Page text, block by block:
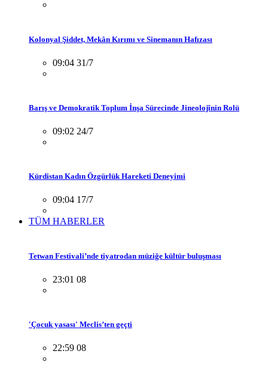
Kolonyal Şiddet, Mekân Kırımı ve Sinemanın Hafızası
09:04 31/7
Barış ve Demokratik Toplum İnşa Sürecinde Jineolojînin Rolü
09:02 24/7
Kürdistan Kadın Özgürlük Hareketi Deneyimi
09:04 17/7
TÜM HABERLER
Tetwan Festivali’nde tiyatrodan müziğe kültür buluşması
23:01 08
'Çocuk yasası' Meclis’ten geçti
22:59 08